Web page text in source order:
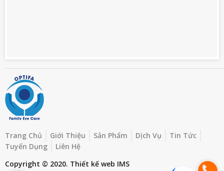
Trang Chủ Giới Thiệu Sản Phẩm Dịch Vụ
Tin Tức
Tuyển Dụng
Liên Hệ
Copyright © 2020. Thiết kế web IMS